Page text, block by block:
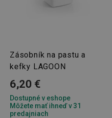
Zásobník na pastu a
kefky LAGOON
6,20 €
Dostupné v eshope
Môžete mať ihneď v 31
predajniach